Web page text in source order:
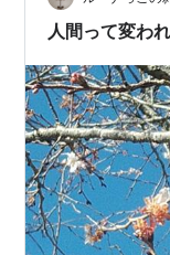
自分自身が辛く
人間って変わ